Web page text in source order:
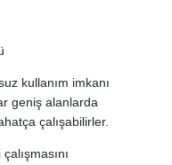
kullanım imkanı
geniş alanlarda
çalışabilirler.